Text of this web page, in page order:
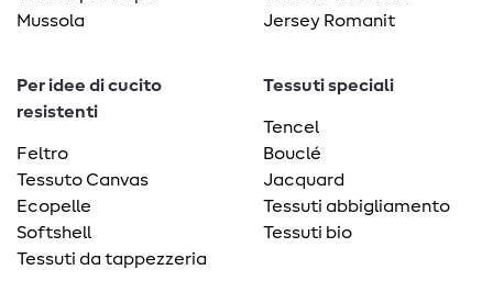
Mussola
Jersey Romanit
Per idee di cucito
resistenti
Feltro
Tessuto Canvas
Ecopelle
Softshell
Tessuti da tappezzeria
Tessuti speciali
Tencel
Bouclé
Jacquard
Tessuti abbigliamento
Tessuti bio